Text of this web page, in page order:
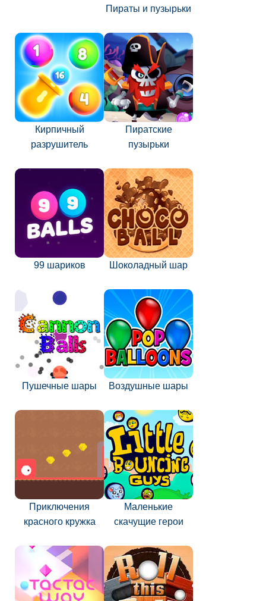
Пираты и пузырьки
Кирпичный
разрушитель
Пиратские
пузырьки
99 шариков Шоколадный шар
Пушечные шары Воздушные шары
Приключения
красного кружка
Маленькие
скачущие герои